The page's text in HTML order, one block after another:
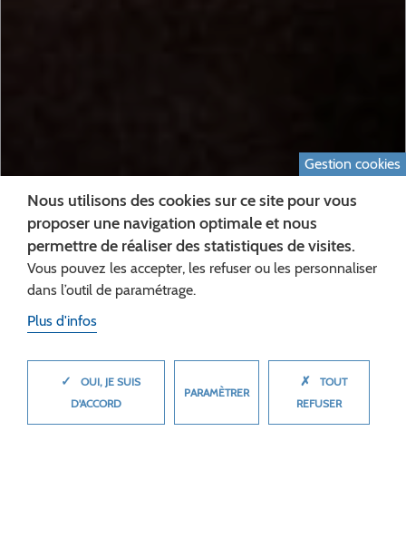
ESTIV'AISNE RETOUR EN
IMAGES
Gestion cookies
Nous utilisons des cookies sur ce site pour vous
proposer une navigation optimale et nous
permettre de réaliser des statistiques de visites.
Vous pouvez les accepter, les refuser ou les personnaliser
dans l’outil de paramétrage.
Plus d'infos
✓
OUI, JE SUIS
D'ACCORD
PARAMÈTRER
✗
TOUT
REFUSER
MASQUER